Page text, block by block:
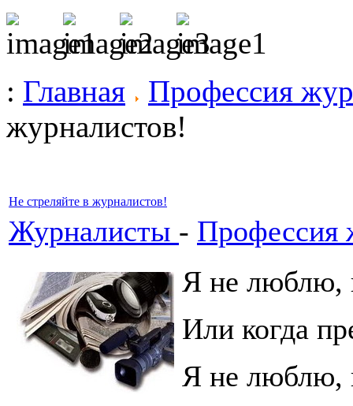
: Главная
Профессия
журналистов!
Не стреляйте в журналистов!
Журналисты - Профессия
Я не люблю,
Или когда
Я не люблю,